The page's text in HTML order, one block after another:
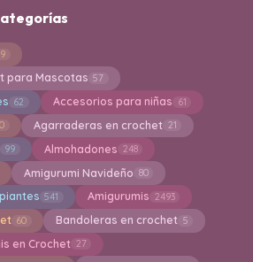
para Mascotas 57
62 Accesorios para niñas 61
Agarraderas en crochet 21
99 Almohadones 248
Amigurumi Navideño 80
541 Amigurumis 2493
60 Bandoleras en crochet 5
en Crochet 27